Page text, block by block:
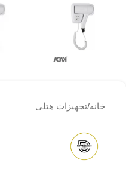
خانه/تجهیزات هتلی